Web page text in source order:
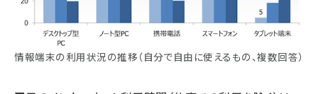
情報端末の利用状況の推移（自分で自由に使えるもの、複数回答）